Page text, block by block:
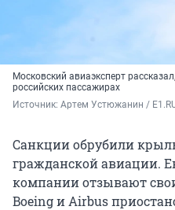
Московский авиаэксперт
российских пассажирах
Источник: Артем Устюжанин /
Санкции обрубили
гражданской авиации.
компании отзывают
Boeing и Airbus